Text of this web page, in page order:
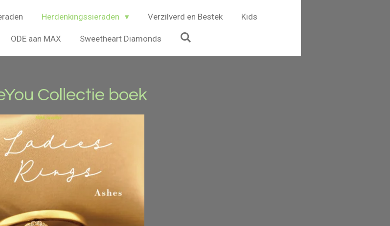
Herdenkingssieraden Verzilverd en Bestek Kids
ODE aan MAX Sweetheart Diamonds
Collectie boek